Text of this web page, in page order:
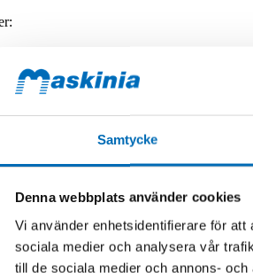
Samtycke
Denna webbplats använder cookies
Vi använder enhetsidentifierare för
sociala medier och analysera vår
till de sociala medier och annons-
Filterkit (S/N 10202-